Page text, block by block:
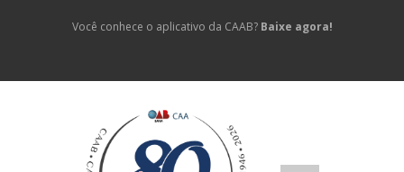
Você conhece o aplicativo da CAAB? Baixe agora!